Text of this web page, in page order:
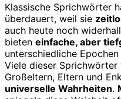
Klassische Sprichwörter
überdauert, weil sie
auch heute noch
bieten einfache, aber
unterschiedliche
Viele dieser Sprichwörter
Großeltern, Eltern und
universelle Wahrheiten.